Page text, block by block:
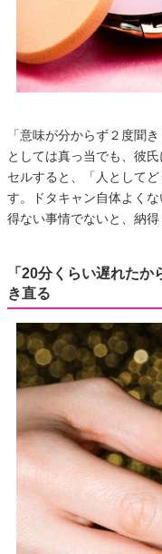
「意味が分からず２度聞
としては真っ当でも、彼
セルすると、「人として
す。ドタキャン自体よく
得ない事情でないと、納得
「20分くらい遅れた
き直る